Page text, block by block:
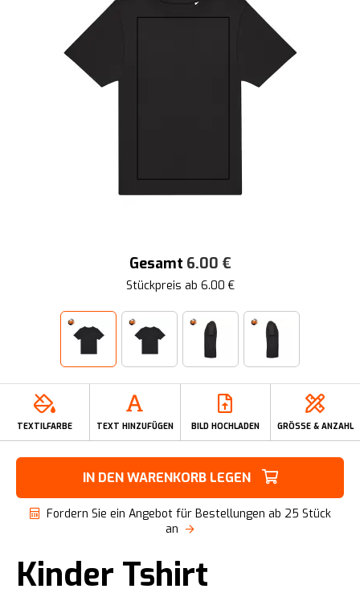
Gesamt 6.00 €
Stückpreis ab 6.00 €
TEXTILFARBE TEXT HINZUFÜGEN BILD HOCHLADEN GRÖSSE & ANZAHL
IN DEN WARENKORB LEGEN
Fordern Sie ein Angebot für Bestellungen ab 25 Stück
an
Kinder Tshirt